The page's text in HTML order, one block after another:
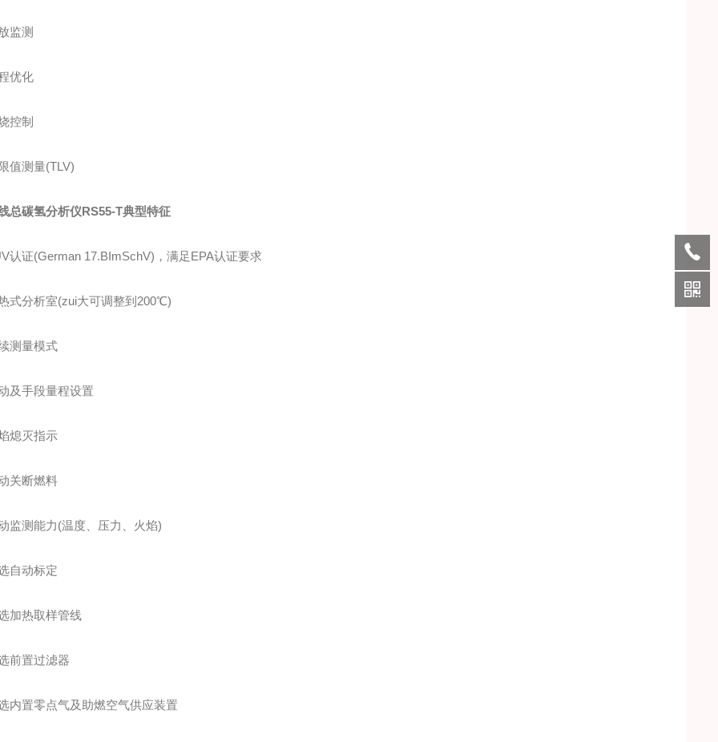
测
化
制
测量(TLV)
总碳氢分析仪RS55-T典型特征
证(German 17.BImSchV)，满足EPA认证要求
分析室(zui大可调整到200℃)
量模式
手段量程设置
灭指示
断燃料
测能力(温度、压力、火焰)
动标定
热取样管线
置过滤器
置零点气及助燃空气供应装置